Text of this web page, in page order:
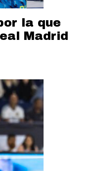
la que
Madrid